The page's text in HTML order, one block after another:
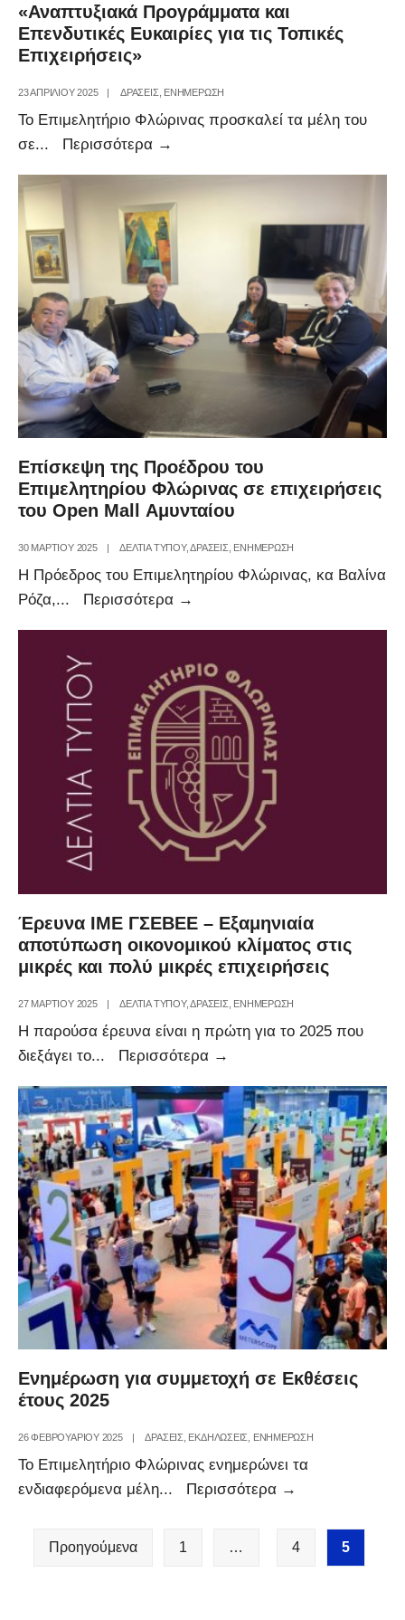
«Αναπτυξιακά Προγράμματα και
Επενδυτικές Ευκαιρίες για τις Τοπικές
Επιχειρήσεις»
23 ΑΠΡΙΛΊΟΥ 2025 | ΔΡΑΣΕΙΣ ΕΝΗΜΕΡΩΣΗ
Το Επιμελητήριο Φλώρινας προσκαλεί τα μέλη του
σε... Περισσότερα →
τις
Τοπικές
Επιχειρήσεις»
Επίσκεψη της Προέδρου του
Επιμελητηρίου Φλώρινας σε επιχειρήσεις
του Open Mall Αμυνταίου
30 ΜΑΡΤΊΟΥ 2025 ΔΕΛΤΙΑ ΤΥΠΟΥ,ΔΡΑΣΕΙΣ ΕΝΗΜΕΡΩΣΗ
Η Πρόεδρος του Επιμελητηρίου Φλώρινας, κα Βαλίνα
Ρόζα,... Περισσότερα →
του
Επιμελητηρίου
Φλώρινας
σε
επιχειρήσεις
του
Open
Mall
Έρευνα ΙΜΕ ΓΣΕΒΕΕ – Εξαμηνιαία
αποτύπωση οικονομικού κλίματος στις
μικρές και πολύ μικρές επιχειρήσεις
27 ΜΑΡΤΊΟΥ 2025 | ΔΕΛΤΙΑ ΤΥΠΟΥ,ΔΡΑΣΕΙΣ ΕΝΗΜΕΡΩΣΗ
Η παρούσα έρευνα είναι η πρώτη για το 2025 που
διεξάγει το... Περισσότερα →
ΓΣΕΒΕΕ
Εξαμηνιαία
αποτύπωση
οικονομικού
κλίματος
στις
μικρές
και
πολύ
μικρές
επιχειρήσεις
Ενημέρωση για συμμετοχή σε Εκθέσεις
έτους 2025
26 ΦΕΒΡΟΥΑΡΊΟΥ 2025 ΔΡΑΣΕΙΣ ΕΚΔΗΛΩΣΕΙΣ ΕΝΗΜΕΡΩΣΗ
Το Επιμελητήριο Φλώρινας ενημερώνει τα
ενδιαφερόμενα μέλη... Περισσότερα →
συμμετοχή
άρθρων
Προηγούμενα 1 … 4 5